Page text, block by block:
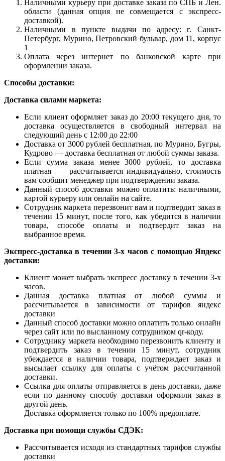
Наличными курьеру при доставке заказа по СПБ и Лен.
области (данная опция не совмещается с экспресс-
доставкой).
Наличными в пункте выдачи по адресу: г. Санкт-
Петербург, Мурино, Петровский бульвар, дом 11, корпус
1
Оплата через интернет по банковской карте при
оформлении заказа.
Способы доставки:
Доставка силами маркета:
Если клиент оформляет заказ до 20:00 текущего дня, то
доставка осуществляется в свободный интервал на
следующий день с 12:00 до 22:00
Доставка от 3000 рублей бесплатная, по Мурино, Бугры,
Кудрово — доставка бесплатная от любой суммы заказа.
Если сумма заказа менее 3000 рублей, то доставка
платная — рассчитывается индивидуально, стоимость
вам сообщит менеджер при подтверждении заказа.
Данный способ доставки можно оплатить: наличными,
картой курьеру или онлайн на сайте.
Сотрудник маркета перезвонит вам и подтвердит заказ в
течении 15 минут, после того, как убедится в наличии
товара, способе оплаты и подтвердит заказ на
выбранное время.
Экспресс-доставка в течении 3-х часов с помощью Яндекс
доставки:
Клиент может выбрать экспресс доставку в течении 3-х
часов.
Данная доставка платная от любой суммы и
рассчитывается в зависимости от тарифов яндекс
доставки
Данный способ доставки можно оплатить только онлайн
через сайт или по высланному сотрудником qr-коду.
Сотруднику маркета необходимо перезвонить клиенту и
подтвердить заказ в течении 15 минут, сотрудник
убеждается в наличии товара, подтверждает заказ и
высылает ссылку для оплаты с учётом рассчитанной
доставки.
Ссылка для оплаты отправляется в день доставки, даже
если по данному способу доставки оформили заказ в
другой день.
Доставка оформляется только по 100% предоплате.
Доставка при помощи службы СДЭК:
Рассчитывается исходя из стандартных тарифов службы
доставки